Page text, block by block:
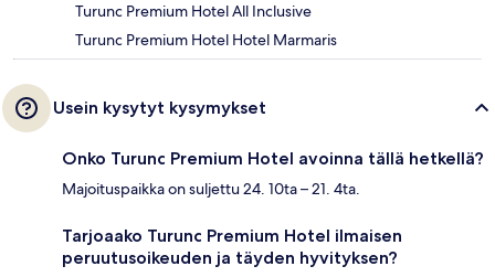
Turunc Premium Hotel All Inclusive
Turunc Premium Hotel Hotel Marmaris
Usein kysytyt kysymykset
Onko Turunc Premium Hotel avoinna tällä hetkellä?
Majoituspaikka on suljettu 24. 10ta – 21. 4ta.
Tarjoaako Turunc Premium Hotel ilmaisen
peruutusoikeuden ja täyden hyvityksen?